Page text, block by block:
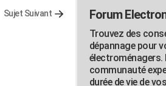
Sujet Suivant Forum
Trouvez des
dépannage pour
électroménagers.
communauté
durée de vie de